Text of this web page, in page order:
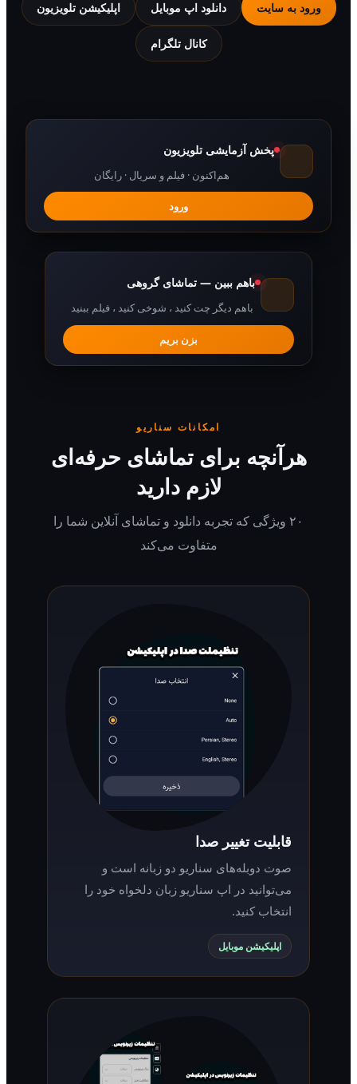
به سایت دانلود اپ موبایل اپلیکیشن تلویزیون
کانال تلگرام
پخش آزمایشی تلویزیون
هم‌اکنون · فیلم و سریال · رایگان
باهم ببین — تماشای گروهی
باهم دیگر چت کنید ، شوخی کنید ، فیلم ببنید
امکانات سناریو
برای تماشای حرفه‌ای
لازم دارید
۲۰ ویژگی که تجربه دانلود و تماشای آنلاین شما را
متفاوت می‌کند
قابلیت تغییر صدا
صوت دوبله‌های سناریو دو زبانه است و
می‌توانید در اپ سناریو زبان دلخواه خود را
انتخاب کنید.
اپلیکیشن موبایل